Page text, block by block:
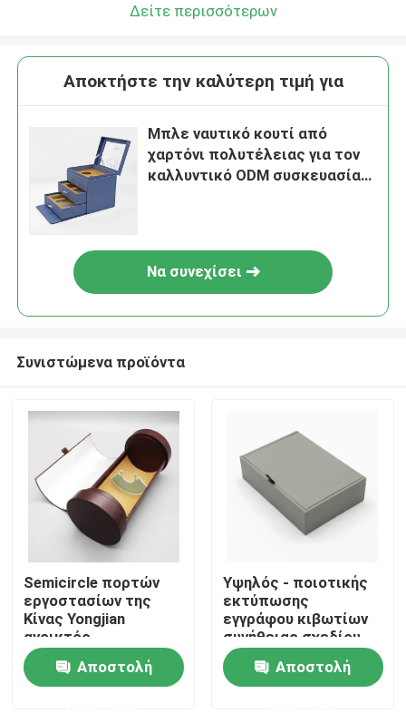
Σπίτι
Προϊόντα
Δείτε περισσότερων
Αποκτήστε την καλύτερη τιμή για
Μπλε ναυτικό κουτί από
χαρτόνι πολυτέλειας για τον
καλλυντικό ODM συσκευασίας
Να συνεχίσει
Συνιστώμενα προϊόντα
Semicircle πορτών
εργοστασίων της
Κίνας Yongjian
ανοικτός
λοξοτμήσεων τέμνων
δώρων κιβωτίων
χαρτονιού εγγράφου
Αποστολή
Υψηλός - ποιοτικής
εκτύπωσης
εγγράφου κιβωτίων
συνήθειας σχεδίου
εγγράφου κενό
μπουκαλιών
πολυτέλειας
Αποστολή